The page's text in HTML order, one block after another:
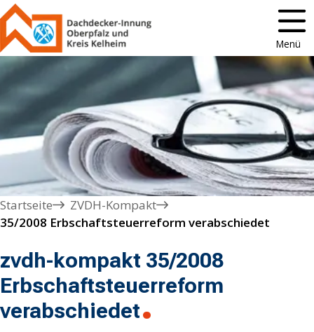
Menü
Startseite
ZVDH-Kompakt
35/2008 Erbschaftsteuerreform verabschiedet
zvdh-kompakt 35/2008
Erbschaftsteuerreform
verabschiedet